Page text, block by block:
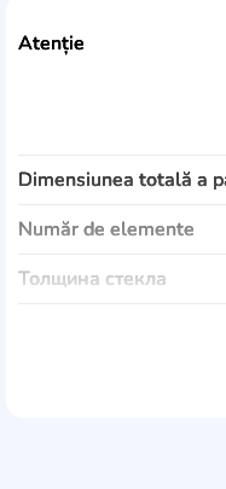
Atenție
Dimensiunea totală a
Număr de elemente
Толщина стекла